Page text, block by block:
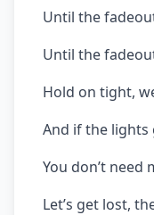
Until the
Until the
Hold on tight,
And if the lights
You don’t need
Let’s get lost,